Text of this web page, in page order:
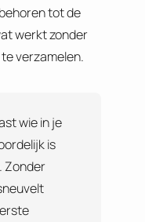
tot de
werkt zonder
verzamelen.
wie in je
is
Zonder